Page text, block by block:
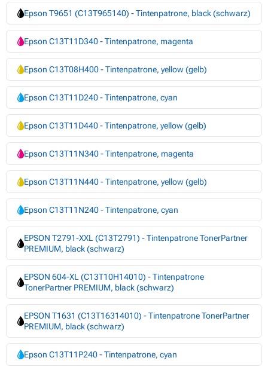
Epson T9651 (C13T965140) - Tintenpatrone, black (schwarz)
Epson C13T11D340 - Tintenpatrone, magenta
Epson C13T08H400 - Tintenpatrone, yellow (gelb)
Epson C13T11D240 - Tintenpatrone, cyan
Epson C13T11D440 - Tintenpatrone, yellow (gelb)
Epson C13T11N340 - Tintenpatrone, magenta
Epson C13T11N440 - Tintenpatrone, yellow (gelb)
Epson C13T11N240 - Tintenpatrone, cyan
EPSON T2791-XXL (C13T2791) - Tintenpatrone TonerPartner
PREMIUM, black (schwarz)
EPSON 604-XL (C13T10H14010) - Tintenpatrone
TonerPartner PREMIUM, black (schwarz)
EPSON T1631 (C13T16314010) - Tintenpatrone TonerPartner
PREMIUM, black (schwarz)
Epson C13T11P240 - Tintenpatrone, cyan